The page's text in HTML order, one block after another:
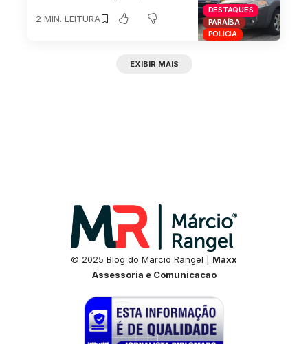
DESTAQUES
PARAÍBA
POLÍCIA
2 MIN. LEITURA
EXIBIR MAIS
© 2025 Blog do Marcio Rangel | Maxx
Assessoria e Comunicacao